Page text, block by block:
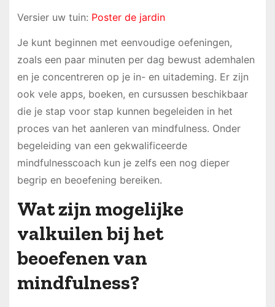
Versier uw tuin: Poster de jardin
Je kunt beginnen met eenvoudige oefeningen,
zoals een paar minuten per dag bewust ademhalen
en je concentreren op je in- en uitademing. Er zijn
ook vele apps, boeken, en cursussen beschikbaar
die je stap voor stap kunnen begeleiden in het
proces van het aanleren van mindfulness. Onder
begeleiding van een gekwalificeerde
mindfulnesscoach kun je zelfs een nog dieper
begrip en beoefening bereiken.
Wat zijn mogelijke
valkuilen bij het
beoefenen van
mindfulness?